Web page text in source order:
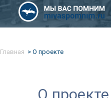
Главная О проекте
О